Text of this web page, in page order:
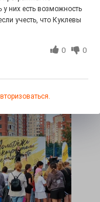
болельщиков.
них есть возможность
учесть, что Куклевы
0 0